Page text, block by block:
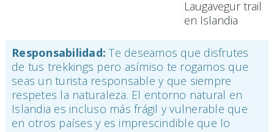
Responsabilidad: Te deseamos que disfrutes
de tus trekkings pero asímiso te rogamos que
seas un turista responsable y que siempre
respetes la naturaleza. El entorno natural en
Islandia es incluso más frágil y vulnerable que
en otros países y es imprescindible que lo